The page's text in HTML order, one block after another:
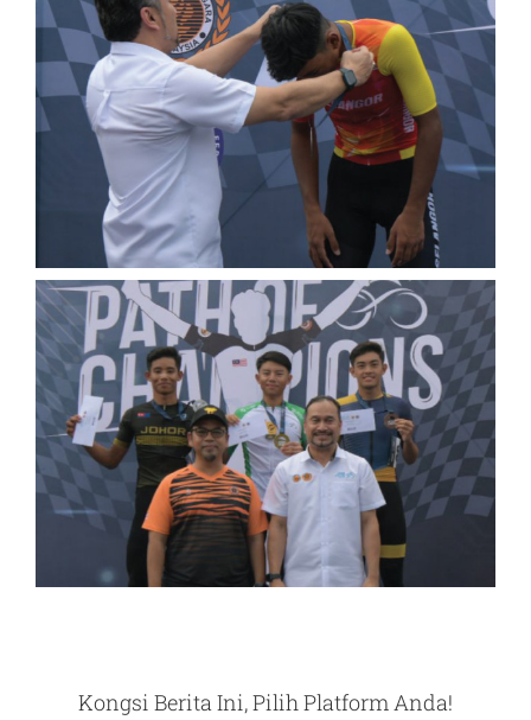
Kongsi Berita Ini, Pilih Platform Anda!